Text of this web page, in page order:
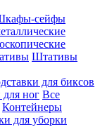
сейфы
Штативы
для биксов
ног Все
Контейнеры
для уборки